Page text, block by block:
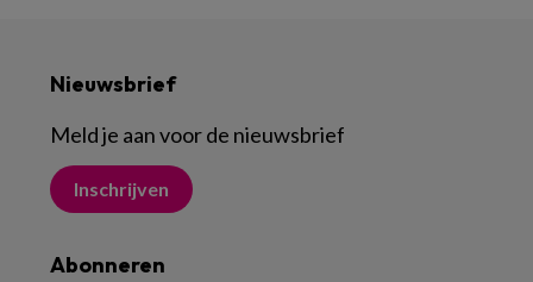
Nieuwsbrief
Meld je aan voor de nieuwsbrief
Inschrijven
Abonneren